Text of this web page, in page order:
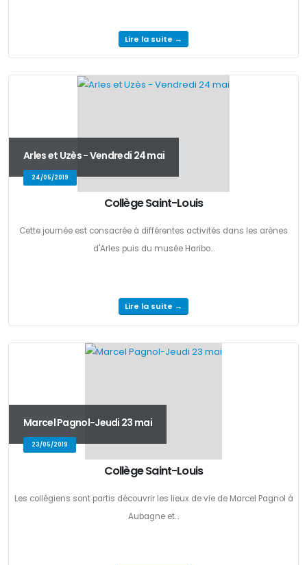
Lire la suite →
Arles et Uzès - Vendredi 24 mai
24/05/2019
Collège Saint-Louis
Cette journée est consacrée à différentes activités dans les arènes
d'Arles puis du musée Haribo...
Lire la suite →
Marcel Pagnol-Jeudi 23 mai
23/05/2019
Collège Saint-Louis
Les collégiens sont partis découvrir les lieux de vie de Marcel Pagnol à
Aubagne et...